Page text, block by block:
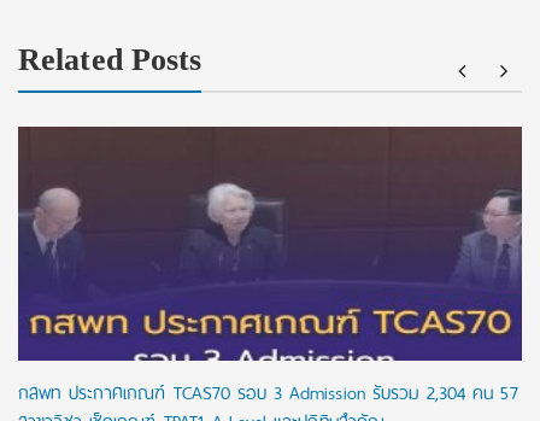
Related Posts
กสพท ประกาศเกณฑ์ TCAS70 รอบ 3 Admission รับรวม 2,304 คน 57